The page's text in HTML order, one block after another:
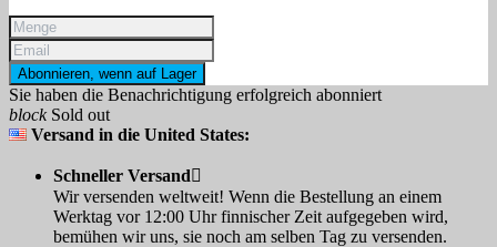
Abonnieren, wenn auf Lager
Sie haben die Benachrichtigung erfolgreich abonniert
blockSold out
Versand in die United States:
Schneller Versand
Wir versenden weltweit! Wenn die Bestellung an einem
Werktag vor 12:00 Uhr finnischer Zeit aufgegeben wird,
bemühen wir uns, sie noch am selben Tag zu versenden.